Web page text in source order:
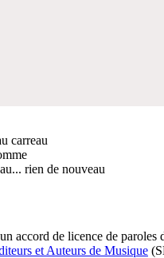
carreau
rien de nouveau
accord de licence de paroles
et Auteurs de Musique